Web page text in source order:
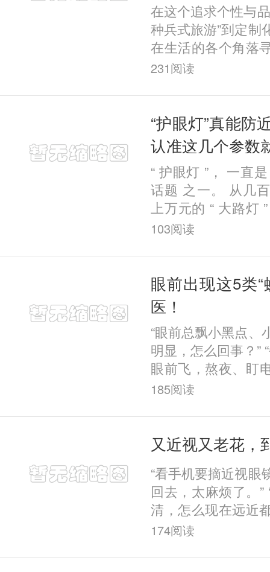
在这个追求个性与
种兵式旅游”到定制
在生活的各个角落
独特体验。而在屈
231阅读
“护眼灯”真能防
认准这几个参数
“ 护眼灯 ”， 一直
话题 之一。 从几
上万元的 “ 大路灯
眼花缭乱。 那么，
103阅读
眼前出现这5类
医！
“眼前总飘小黑点、
明显，怎么回事？”
眼前飞，熬夜、
才30岁，这样下去
185阅读
又近视又老花，
“看手机要摘近视眼
回去，太麻烦了。
清，怎么现在远近
做近视手术，会
174阅读